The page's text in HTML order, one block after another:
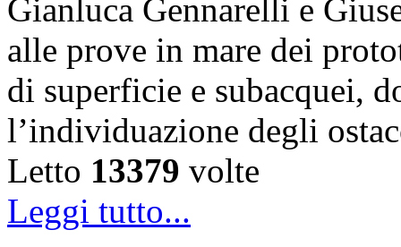
Gianluca Gennarelli e
alle prove in mare dei
di superficie e subacquei,
l’individuazione degli
Letto 13379 volte
Leggi tutto...